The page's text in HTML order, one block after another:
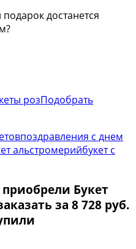
розПодобрать
поздравления с днем
альстромерийбукет с
Букет
за 8 728 руб.